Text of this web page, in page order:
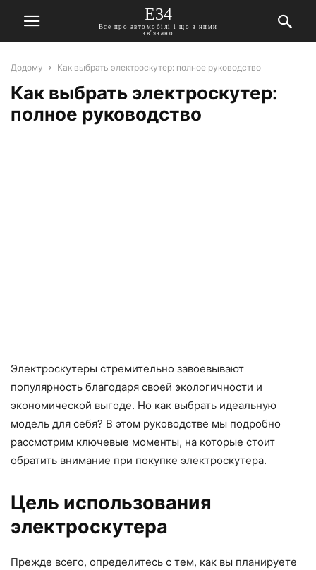
E34
Все про автомобілі і що з ними
зв'язано
Додому Как выбрать электроскутер: полное руководство
Как выбрать электроскутер:
полное руководство
Электроскутеры стремительно завоевывают
популярность благодаря своей экологичности и
экономической выгоде. Но как выбрать идеальную
модель для себя? В этом руководстве мы подробно
рассмотрим ключевые моменты, на которые стоит
обратить внимание при покупке электроскутера.
Цель использования
электроскутера
Прежде всего, определитесь с тем, как вы планируете